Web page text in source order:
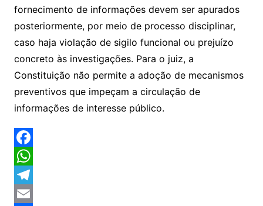
fornecimento de informações devem ser apurados
posteriormente, por meio de processo disciplinar,
caso haja violação de sigilo funcional ou prejuízo
concreto às investigações. Para o juiz, a
Constituição não permite a adoção de mecanismos
preventivos que impeçam a circulação de
informações de interesse público.
F
a
c
W
hT